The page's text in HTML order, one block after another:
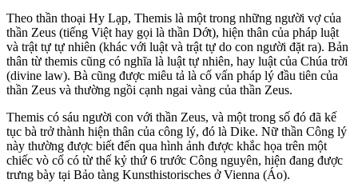
Theo thần thoại Hy Lạp, Themis là một trong những người vợ của
thần Zeus (tiếng Việt hay gọi là thần Dớt), hiện thân của pháp luật
và trật tự tự nhiên (khác với luật và trật tự do con người đặt ra). Bản
thân từ themis cũng có nghĩa là luật tự nhiên, hay luật của Chúa trời
(divine law). Bà cũng được miêu tả là cố vấn pháp lý đầu tiên của
thần Zeus và thường ngồi cạnh ngai vàng của thần Zeus.
Themis có sáu người con với thần Zeus, và một trong số đó đã kế
tục bà trở thành hiện thân của công lý, đó là Dike. Nữ thần Công lý
này thường được biết đến qua hình ảnh được khắc họa trên một
chiếc vò cổ có từ thế kỷ thứ 6 trước Công nguyên, hiện đang được
trưng bày tại Bảo tàng Kunsthistorisches ở Vienna (Áo).